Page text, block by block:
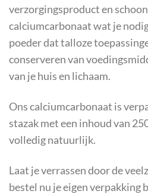
verzorgingsproduct en
calciumcarbonaat wat je
poeder dat talloze
conserveren van
van je huis en lichaam.
Ons calciumcarbonaat is
stazak met een inhoud van
volledig natuurlijk.
Laat je verrassen door de
bestel nu je eigen verpakking